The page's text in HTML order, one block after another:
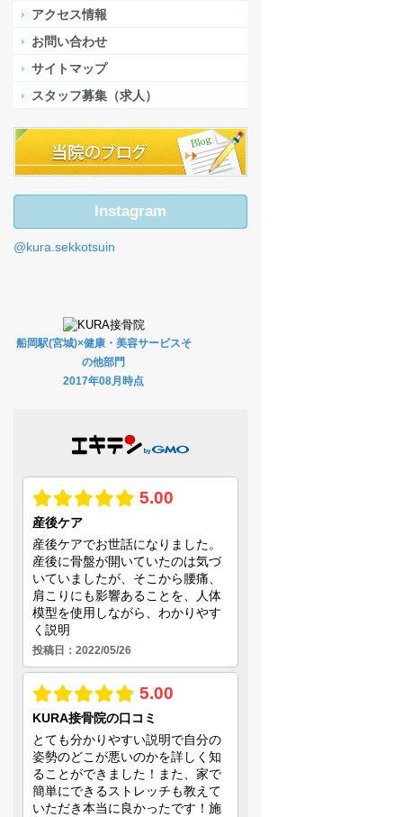
アクセス情報
お問い合わせ
サイトマップ
スタッフ募集（求人）
Instagram
@kura.sekkotsuin
船岡駅(宮城)×健康・美容サービスそ
の他部門
2017年08月時点